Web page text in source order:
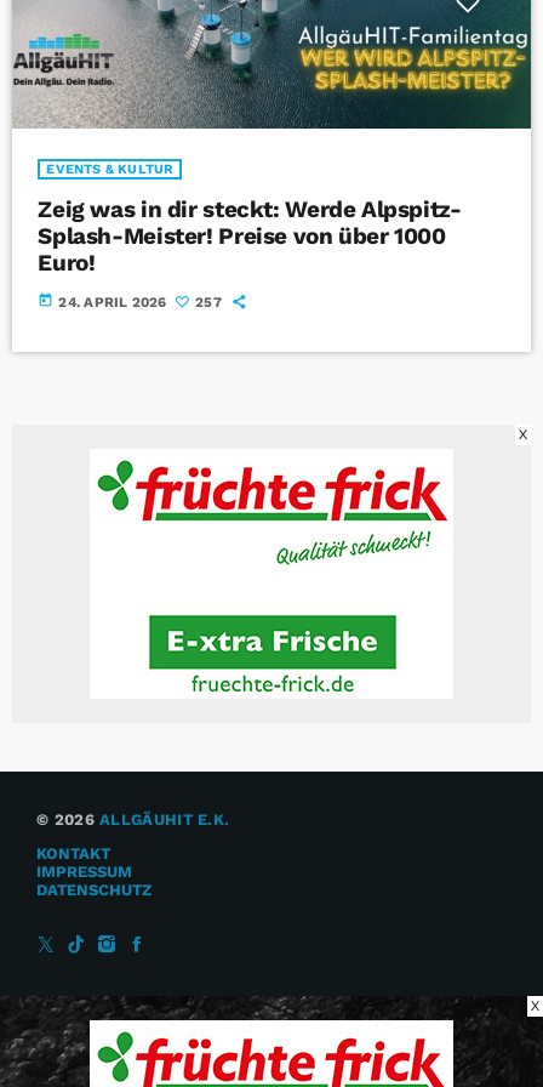
EVENTS & KULTUR
Zeig was in dir steckt: Werde Alpspitz-
Splash-Meister! Preise von über 1000
Euro!
today 24. APRIL 2026 257
X
© 2026ALLGÄUHIT E.K.
KONTAKT
IMPRESSUM
DATENSCHUTZ
X